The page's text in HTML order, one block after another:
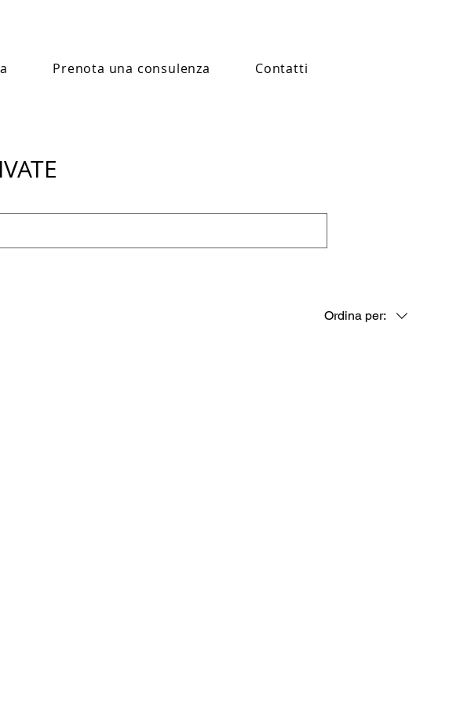
Prenota una consulenza Contatti
Ordina per: